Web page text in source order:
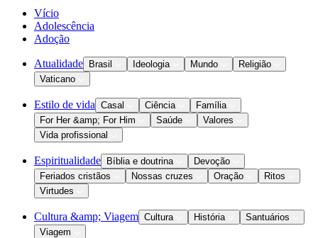
Vício
Adolescência
Adoção
Atualidade Brasil Ideologia Mundo
Religião
Vaticano
Estilo de vida Casal Ciência
Família
For Her &amp; For Him
Saúde
Valores
Vida profissional
Espiritualidade Bíblia e doutrina
Devoção
Feriados cristãos
Nossas cruzes Oração
Ritos
Virtudes
Cultura &amp; Viagem Cultura História
Santuários
Viagem